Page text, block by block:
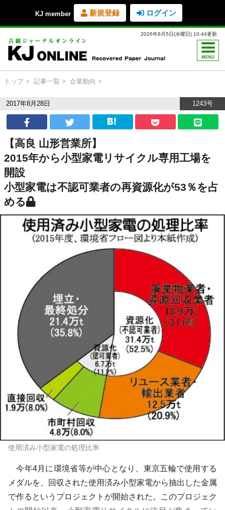
KJ member 新規登録 ログイン
2026年8月5日(水曜日) 10:44更新
トップ 記事一覧 企業動向
2017年8月28日 1243号
【高良 山形営業所】
2015年から小型家電リサイクル専用工場を
開設
小型家電は不認可業者の再資源化が53％を占
める
使用済み小型家電の処理比率
今年4月に環境省等が中心となり、東京五輪で使用する
メダルを、回収された使用済み小型家電から抽出した金属
で作るというプロジェクトが開始された。このプロジェク